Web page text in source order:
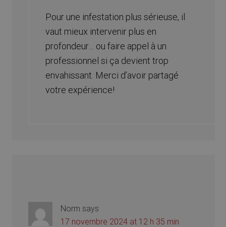
Pour une infestation plus sérieuse, il
vaut mieux intervenir plus en
profondeur… ou faire appel à un
professionnel si ça devient trop
envahissant. Merci d’avoir partagé
votre expérience!
Norm says
17 novembre 2024 at 12 h 35 min